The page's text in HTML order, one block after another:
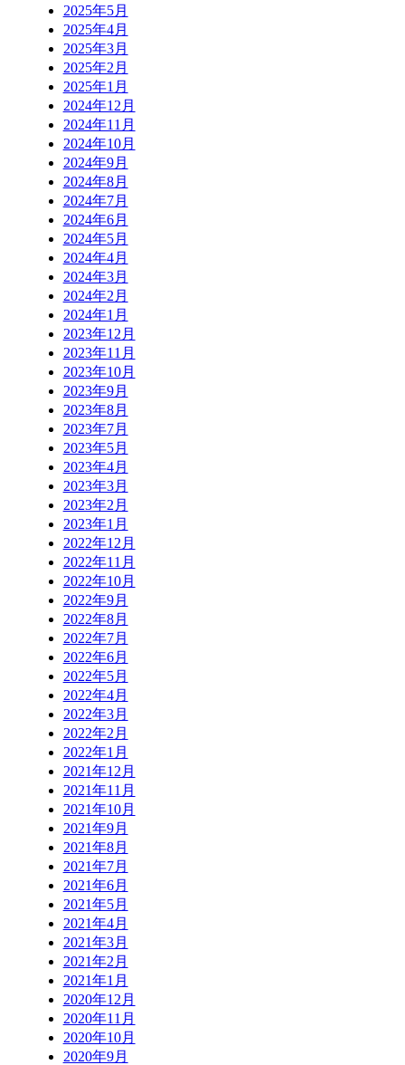
2025年5月
2025年4月
2025年3月
2025年2月
2025年1月
2024年12月
2024年11月
2024年10月
2024年9月
2024年8月
2024年7月
2024年6月
2024年5月
2024年4月
2024年3月
2024年2月
2024年1月
2023年12月
2023年11月
2023年10月
2023年9月
2023年8月
2023年7月
2023年5月
2023年4月
2023年3月
2023年2月
2023年1月
2022年12月
2022年11月
2022年10月
2022年9月
2022年8月
2022年7月
2022年6月
2022年5月
2022年4月
2022年3月
2022年2月
2022年1月
2021年12月
2021年11月
2021年10月
2021年9月
2021年8月
2021年7月
2021年6月
2021年5月
2021年4月
2021年3月
2021年2月
2021年1月
2020年12月
2020年11月
2020年10月
2020年9月